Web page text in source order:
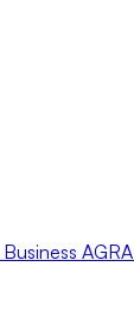
Business AGRA